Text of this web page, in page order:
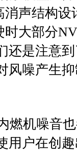
声结构设
大部分
还是注意
风噪产生
燃机噪音
用户在创